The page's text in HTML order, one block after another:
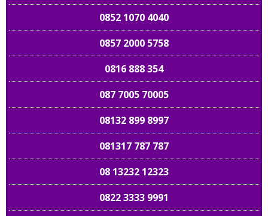
0852 1070 4040
0857 2000 5758
0816 888 354
087 7005 70005
08132 899 8997
081317 787 787
08 13232 12323
0822 3333 9991